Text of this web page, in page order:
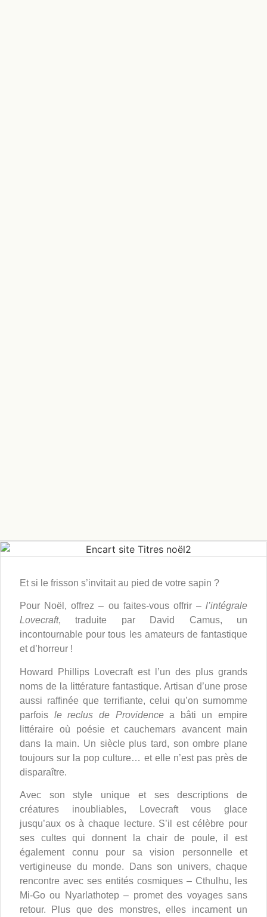
Et si le frisson s’invitait au pied de votre sapin ?
Pour Noël, offrez – ou faites-vous offrir – l’intégrale
Lovecraft, traduite par David Camus, un
incontournable pour tous les amateurs de fantastique
et d’horreur !
Howard Phillips Lovecraft est l’un des plus grands
noms de la littérature fantastique. Artisan d’une prose
aussi raffinée que terrifiante, celui qu’on surnomme
parfois le reclus de Providencea bâti un empire
littéraire où poésie et cauchemars avancent main
dans la main. Un siècle plus tard, son ombre plane
toujours sur la pop culture… et elle n’est pas près de
disparaître.
Avec son style unique et ses descriptions de
créatures inoubliables, Lovecraft vous glace
jusqu’aux os à chaque lecture. S’il est célèbre pour
ses cultes qui donnent la chair de poule, il est
également connu pour sa vision personnelle et
vertigineuse du monde. Dans son univers, chaque
rencontre avec ses entités cosmiques – Cthulhu, les
Mi-Go ou Nyarlathotep – promet des voyages sans
retour. Plus que des monstres, elles incarnent un